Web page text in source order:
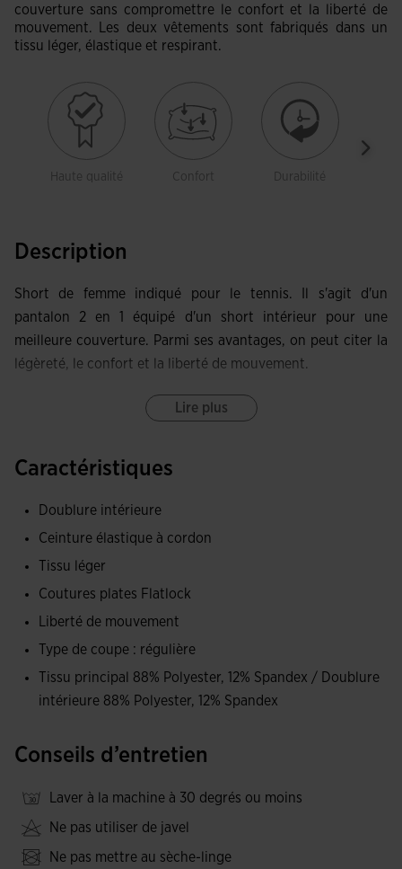
couverture sans compromettre le confort et la liberté de
mouvement. Les deux vêtements sont fabriqués dans un
tissu léger, élastique et respirant.
Haute qualité Confort Durabilité
Description
Short de femme indiqué pour le tennis. Il s'agit d'un
pantalon 2 en 1 équipé d'un short intérieur pour une
meilleure couverture. Parmi ses avantages, on peut citer la
légèreté, le confort et la liberté de mouvement.
Il intègre une taille élastique avec cordon, qui régule
augmenter la longueur de la foulée. L'extérieur est fabriqué
sera plus grande.
Short intérieur élastique construit avec le système de
Logo Joma en impression silicone.
Lire plus
Caractéristiques
Doublure intérieure
Ceinture élastique à cordon
Tissu léger
Coutures plates Flatlock
Liberté de mouvement
Type de coupe : régulière
Tissu principal 88% Polyester, 12% Spandex / Doublure
intérieure 88% Polyester, 12% Spandex
Conseils d’entretien
Laver à la machine à 30 degrés ou moins
Ne pas utiliser de javel
Ne pas mettre au sèche-linge